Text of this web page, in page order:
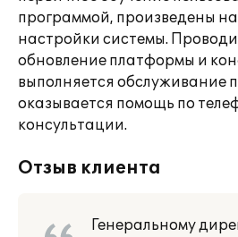
программой, произведены
настройки системы.
обновление платформы и
выполняется обслуживание
оказывается помощь по
консультации.
Отзыв клиента
Генеральному